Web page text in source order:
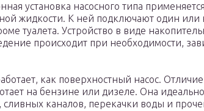
установка насосного типа
жидкости. К ней подключают один или
туалета. Устройство в виде
происходит при необходимости,
как поверхностный насос.
на бензине или дизеле. Она
сливных каналов, перекачки воды и